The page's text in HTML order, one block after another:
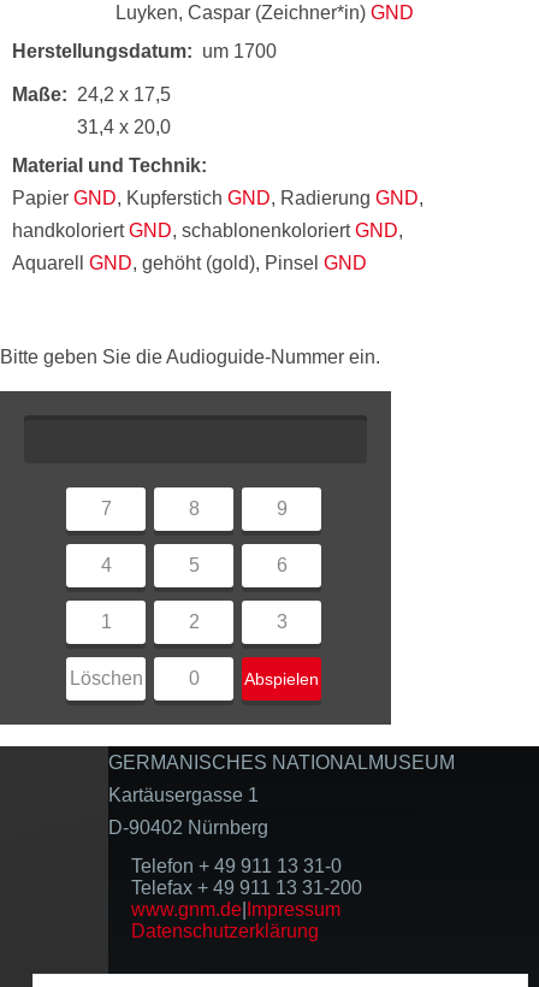
Luyken, Caspar (Zeichner*in) GND
Herstellungsdatum
um 1700
Maße
24,2 x 17,5
31,4 x 20,0
Material und Technik
Papier GND, Kupferstich GND, Radierung GND,
handkoloriertGND, schablonenkoloriertGND,
Aquarell GND, gehöht (gold), Pinsel GND
Bitte geben Sie die Audioguide-Nummer ein.
7 8 9
4 5 6
1 2 3
Löschen 0 Abspielen
GERMANISCHES NATIONALMUSEUM
Kartäusergasse 1
D-90402 Nürnberg
Telefon + 49 911 13 31-0
Telefax + 49 911 13 31-200
www.gnm.de Impressum
Datenschutzerklärung